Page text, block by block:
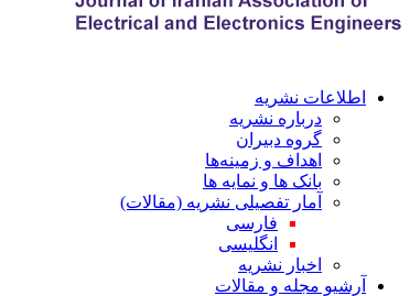
اطلاعات نشریه
درباره نشریه
گروه دبیران
اهداف و زمینه‌ها
بانک ها و نمایه ها
آمار تفصیلی نشریه (مقالات)
فارسی
انگلیسی
اخبار نشریه
آرشیو مجله و مقالات